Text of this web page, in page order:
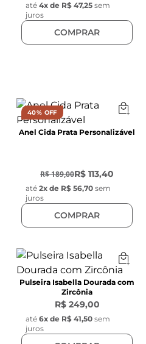
até 4x de R$ 47,25 sem
juros
COMPRAR
40% OFF
Anel Cida Prata Personalizável
R$ 189,00R$ 113,40
até 2x de R$ 56,70 sem
juros
COMPRAR
Pulseira Isabella Dourada com
Zircônia
R$ 249,00
até 6x de R$ 41,50 sem
juros